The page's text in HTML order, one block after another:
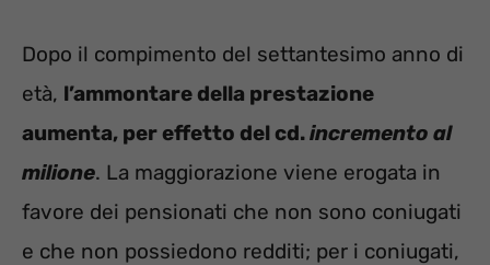
Dopo il compimento del settantesimo anno di
età, l’ammontare della prestazione
aumenta, per effetto del cd.incremento al
milione. La maggiorazione viene erogata in
favore dei pensionati che non sono coniugati
e che non possiedono redditi; per i coniugati,